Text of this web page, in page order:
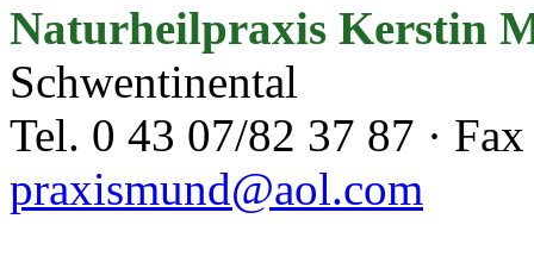
Naturheilpraxis Kerstin
Schwentinental
Tel. 0 43 07/82 37 87 ·
praxismund@aol.com